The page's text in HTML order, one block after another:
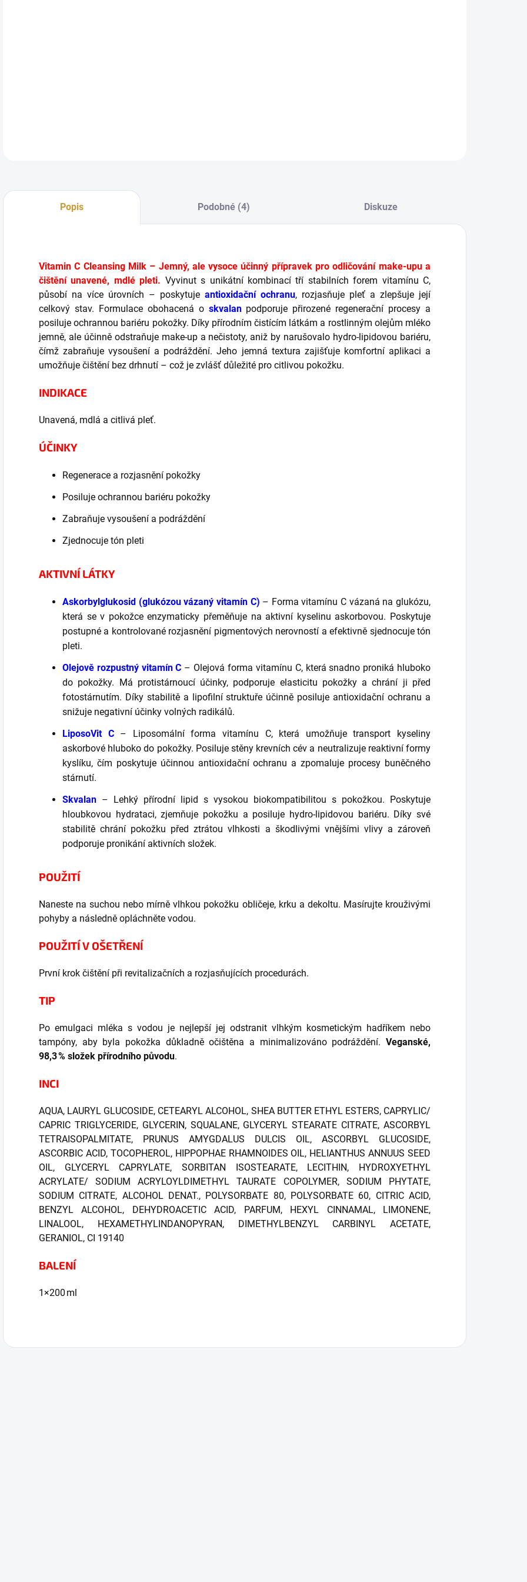
Popis Podobné (4) Diskuze
Vitamin C Cleansing Milk – Jemný, ale vysoce účinný přípravek pro odličování make-upu a
čištění unavené, mdlé pleti. Vyvinut s unikátní kombinací tří stabilních forem vitamínu C,
působí na více úrovních – poskytuje antioxidační ochranu, rozjasňuje pleť a zlepšuje její
celkový stav. Formulace obohacená o skvalanpodporuje přirozené regenerační procesy a
posiluje ochrannou bariéru pokožky. Díky přírodním čistícím látkám a rostlinným olejům mléko
jemně, ale účinně odstraňuje make-up a nečistoty, aniž by narušovalo hydro-lipidovou bariéru,
čímž zabraňuje vysoušení a podráždění. Jeho jemná textura zajišťuje komfortní aplikaci a
umožňuje čištění bez drhnutí – což je zvlášť důležité pro citlivou pokožku.
INDIKACE
Unavená, mdlá a citlivá pleť.
ÚČINKY
Regenerace a rozjasnění pokožky
Posiluje ochrannou bariéru pokožky
Zabraňuje vysoušení a podráždění
Zjednocuje tón pleti
AKTIVNÍ LÁTKY
Askorbylglukosid (glukózou vázaný vitamín C) – Forma vitamínu C vázaná na glukózu,
která se v pokožce enzymaticky přeměňuje na aktivní kyselinu askorbovou. Poskytuje
postupné a kontrolované rozjasnění pigmentových nerovností a efektivně sjednocuje tón
pleti.
Olejově rozpustný vitamín C – Olejová forma vitamínu C, která snadno proniká hluboko
do pokožky. Má protistárnoucí účinky, podporuje elasticitu pokožky a chrání ji před
fotostárnutím. Díky stabilitě a lipofilní struktuře účinně posiluje antioxidační ochranu a
snižuje negativní účinky volných radikálů.
LiposoVit C– Liposomální forma vitamínu C, která umožňuje transport kyseliny
askorbové hluboko do pokožky. Posiluje stěny krevních cév a neutralizuje reaktivní formy
kyslíku, čím poskytuje účinnou antioxidační ochranu a zpomaluje procesy buněčného
stárnutí.
Skvalan – Lehký přírodní lipid s vysokou biokompatibilitou s pokožkou. Poskytuje
hloubkovou hydrataci, zjemňuje pokožku a posiluje hydro-lipidovou bariéru. Díky své
stabilitě chrání pokožku před ztrátou vlhkosti a škodlivými vnějšími vlivy a zároveň
podporuje pronikání aktivních složek.
POUŽITÍ
Naneste na suchou nebo mírně vlhkou pokožku obličeje, krku a dekoltu. Masírujte krouživými
pohyby a následně opláchněte vodou.
POUŽITÍ V OŠETŘENÍ
První krok čištění při revitalizačních a rozjasňujících procedurách.
TIP
Po emulgaci mléka s vodou je nejlepší jej odstranit vlhkým kosmetickým hadříkem nebo
tampóny, aby byla pokožka důkladně očištěna a minimalizováno podráždění. Veganské,
98,3 % složek přírodního původu.
INCI
AQUA, LAURYL GLUCOSIDE, CETEARYL ALCOHOL, SHEA BUTTER ETHYL ESTERS, CAPRYLIC/
CAPRIC TRIGLYCERIDE, GLYCERIN, SQUALANE, GLYCERYL STEARATE CITRATE, ASCORBYL
TETRAISOPALMITATE, PRUNUS AMYGDALUS DULCIS OIL, ASCORBYL GLUCOSIDE,
ASCORBIC ACID, TOCOPHEROL, HIPPOPHAE RHAMNOIDES OIL, HELIANTHUS ANNUUS SEED
OIL, GLYCERYL CAPRYLATE, SORBITAN ISOSTEARATE, LECITHIN, HYDROXYETHYL
ACRYLATE/ SODIUM ACRYLOYLDIMETHYL TAURATE COPOLYMER, SODIUM PHYTATE,
SODIUM CITRATE, ALCOHOL DENAT., POLYSORBATE 80, POLYSORBATE 60, CITRIC ACID,
BENZYL ALCOHOL, DEHYDROACETIC ACID, PARFUM, HEXYL CINNAMAL, LIMONENE,
LINALOOL, HEXAMETHYLINDANOPYRAN, DIMETHYLBENZYL CARBINYL ACETATE,
GERANIOL, CI 19140
BALENÍ
1×200 ml